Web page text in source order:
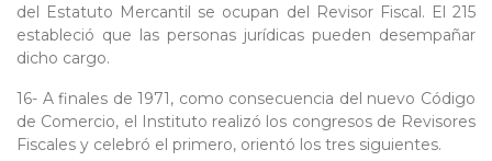
del Estatuto Mercantil se ocupan del Revisor Fiscal. El 215
estableció que las personas jurídicas pueden desempañar
dicho cargo.
16- A finales de 1971, como consecuencia del nuevo Código
de Comercio, el Instituto realizó los congresos de Revisores
Fiscales y celebró el primero, orientó los tres siguientes.